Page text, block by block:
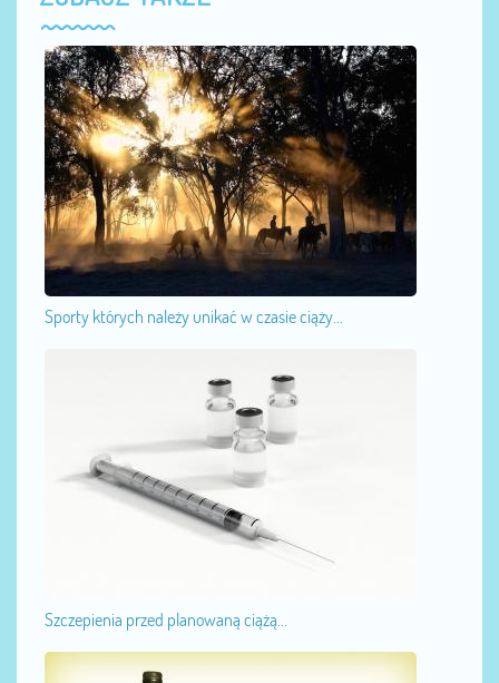
Sporty których należy unikać w czasie ciąży...
Szczepienia przed planowaną ciążą...